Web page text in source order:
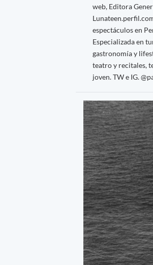
web, Editora
espectáculos en
Especializada en
gastronomía y
teatro y recitales,
joven. TW e IG.